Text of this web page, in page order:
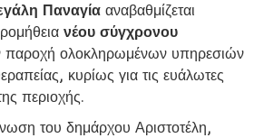
Παναγία αναβαθμίζεται
νέου σύγχρονου
παροχή ολοκληρωμένων υπηρεσιών
κυρίως για τις ευάλωτες
περιοχής.
του δημάρχου Αριστοτέλη,